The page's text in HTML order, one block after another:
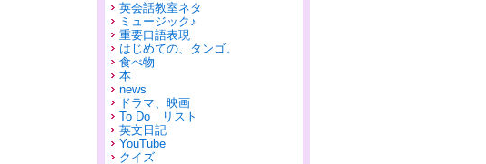
英会話教室ネタ
ミュージック♪
重要口語表現
はじめての、タンゴ。
食べ物
本
news
ドラマ、映画
To Do リスト
英文日記
YouTube
クイズ